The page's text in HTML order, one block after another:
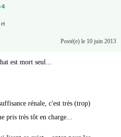
Posté(e) le 10 juin 2013
est mort seul...
rénale, c'est très (trop)
pris très tôt en charge...